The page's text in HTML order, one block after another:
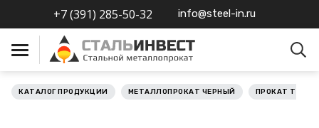
+7 (391) 285-50-32 info@steel-in.ru
КАТАЛОГ ПРОДУКЦИИ МЕТАЛЛОПРОКАТ ЧЕРНЫЙ ПРОКАТ